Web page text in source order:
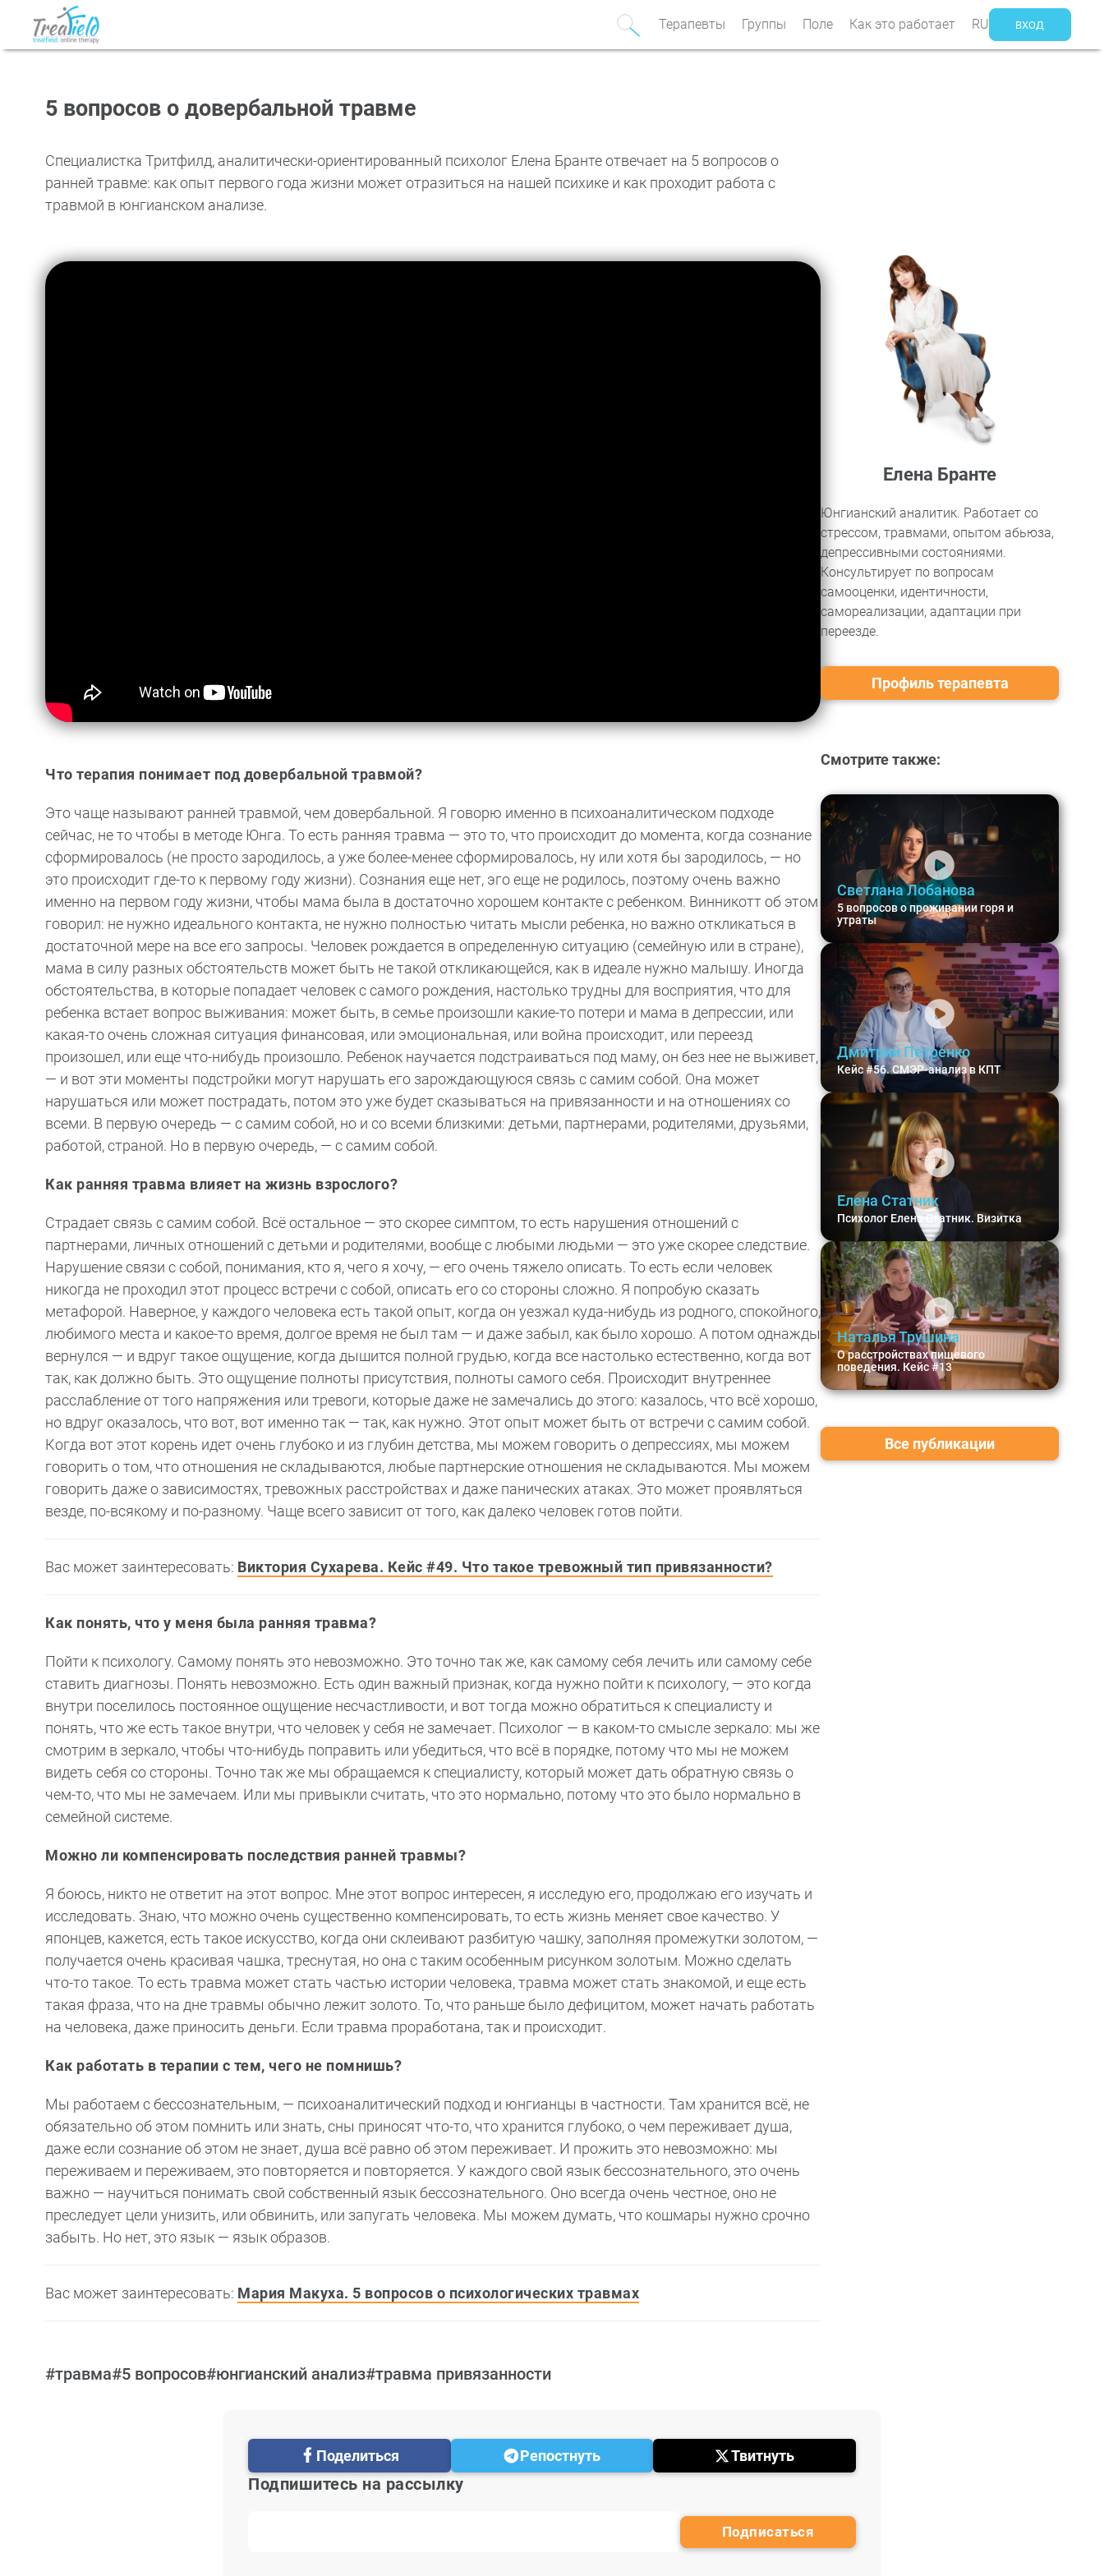
Терапевты Группы Поле Как это работает RU ВХОД
5 вопросов о довербальной травме
Специалистка Тритфилд, аналитически-ориентированный психолог Елена Бранте отвечает на 5 вопросов о
ранней травме: как опыт первого года жизни может отразиться на нашей психике и как проходит работа с
травмой в юнгианском анализе.
Что терапия понимает под довербальной травмой?
Это чаще называют ранней травмой, чем довербальной. Я говорю именно в психоаналитическом подходе
сейчас, не то чтобы в методе Юнга. То есть ранняя травма — это то, что происходит до момента, когда сознание
сформировалось (не просто зародилось, а уже более-менее сформировалось, ну или хотя бы зародилось, — но
это происходит где-то к первому году жизни). Сознания еще нет, эго еще не родилось, поэтому очень важно
именно на первом году жизни, чтобы мама была в достаточно хорошем контакте с ребенком. Винникотт об этом
говорил: не нужно идеального контакта, не нужно полностью читать мысли ребенка, но важно откликаться в
достаточной мере на все его запросы. Человек рождается в определенную ситуацию (семейную или в стране),
мама в силу разных обстоятельств может быть не такой откликающейся, как в идеале нужно малышу. Иногда
обстоятельства, в которые попадает человек с самого рождения, настолько трудны для восприятия, что для
ребенка встает вопрос выживания: может быть, в семье произошли какие-то потери и мама в депрессии, или
какая-то очень сложная ситуация финансовая, или эмоциональная, или война происходит, или переезд
произошел, или еще что-нибудь произошло. Ребенок научается подстраиваться под маму, он без нее не выживет,
— и вот эти моменты подстройки могут нарушать его зарождающуюся связь с самим собой. Она может
нарушаться или может пострадать, потом это уже будет сказываться на привязанности и на отношениях со
всеми. В первую очередь — с самим собой, но и со всеми близкими: детьми, партнерами, родителями, друзьями,
работой, страной. Но в первую очередь, — с самим собой.
Как ранняя травма влияет на жизнь взрослого?
Страдает связь с самим собой. Всё остальное — это скорее симптом, то есть нарушения отношений с
партнерами, личных отношений с детьми и родителями, вообще с любыми людьми — это уже скорее следствие.
Нарушение связи с собой, понимания, кто я, чего я хочу, — его очень тяжело описать. То есть если человек
никогда не проходил этот процесс встречи с собой, описать его со стороны сложно. Я попробую сказать
метафорой. Наверное, у каждого человека есть такой опыт, когда он уезжал куда-нибудь из родного, спокойного,
любимого места и какое-то время, долгое время не был там — и даже забыл, как было хорошо. А потом однажды
вернулся — и вдруг такое ощущение, когда дышится полной грудью, когда все настолько естественно, когда вот
так, как должно быть. Это ощущение полноты присутствия, полноты самого себя. Происходит внутреннее
расслабление от того напряжения или тревоги, которые даже не замечались до этого: казалось, что всё хорошо,
но вдруг оказалось, что вот, вот именно так — так, как нужно. Этот опыт может быть от встречи с самим собой.
Когда вот этот корень идет очень глубоко и из глубин детства, мы можем говорить о депрессиях, мы можем
говорить о том, что отношения не складываются, любые партнерские отношения не складываются. Мы можем
говорить даже о зависимостях, тревожных расстройствах и даже панических атаках. Это может проявляться
везде, по-всякому и по-разному. Чаще всего зависит от того, как далеко человек готов пойти.
Вас может заинтересовать: Виктория Сухарева. Кейс #49. Что такое тревожный тип привязанности?
Как понять, что у меня была ранняя травма?
Пойти к психологу. Самому понять это невозможно. Это точно так же, как самому себя лечить или самому себе
ставить диагнозы. Понять невозможно. Есть один важный признак, когда нужно пойти к психологу, — это когда
внутри поселилось постоянное ощущение несчастливости, и вот тогда можно обратиться к специалисту и
понять, что же есть такое внутри, что человек у себя не замечает. Психолог — в каком-то смысле зеркало: мы же
смотрим в зеркало, чтобы что-нибудь поправить или убедиться, что всё в порядке, потому что мы не можем
видеть себя со стороны. Точно так же мы обращаемся к специалисту, который может дать обратную связь о
чем-то, что мы не замечаем. Или мы привыкли считать, что это нормально, потому что это было нормально в
семейной системе.
Можно ли компенсировать последствия ранней травмы?
Я боюсь, никто не ответит на этот вопрос. Мне этот вопрос интересен, я исследую его, продолжаю его изучать и
исследовать. Знаю, что можно очень существенно компенсировать, то есть жизнь меняет свое качество. У
японцев, кажется, есть такое искусство, когда они склеивают разбитую чашку, заполняя промежутки золотом, —
получается очень красивая чашка, треснутая, но она с таким особенным рисунком золотым. Можно сделать
что-то такое. То есть травма может стать частью истории человека, травма может стать знакомой, и еще есть
такая фраза, что на дне травмы обычно лежит золото. То, что раньше было дефицитом, может начать работать
на человека, даже приносить деньги. Если травма проработана, так и происходит.
Как работать в терапии с тем, чего не помнишь?
Мы работаем с бессознательным, — психоаналитический подход и юнгианцы в частности. Там хранится всё, не
обязательно об этом помнить или знать, сны приносят что-то, что хранится глубоко, о чем переживает душа,
даже если сознание об этом не знает, душа всё равно об этом переживает. И прожить это невозможно: мы
переживаем и переживаем, это повторяется и повторяется. У каждого свой язык бессознательного, это очень
важно — научиться понимать свой собственный язык бессознательного. Оно всегда очень честное, оно не
преследует цели унизить, или обвинить, или запугать человека. Мы можем думать, что кошмары нужно срочно
забыть. Но нет, это язык — язык образов.
Вас может заинтересовать: Мария Макуха. 5 вопросов о психологических травмах
#травма#5 вопросов#юнгианский анализ#травма привязанности
Елена Бранте
Юнгианский аналитик. Работает со
стрессом, травмами, опытом абьюза,
депрессивными состояниями.
Консультирует по вопросам
самооценки, идентичности,
самореализации, адаптации при
переезде.
Профиль терапевта
Смотрите также:
Светлана Лобанова
5 вопросов о проживании горя и
утраты
Дмитрий Петренко
Кейс #56. СМЭР-анализ в КПТ
Елена Статник
Психолог Елена Статник. Визитка
Наталья Трушина
О расстройствах пищевого
поведения. Кейс #13
Все публикации
Поделиться Репостнуть Твитнуть
Подпишитесь на рассылку